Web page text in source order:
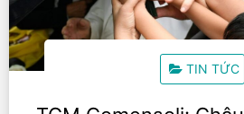
TIN TỨC